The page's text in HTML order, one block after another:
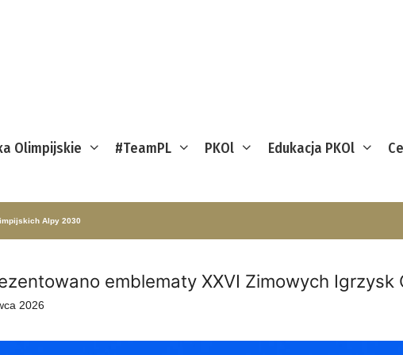
Olimpijskie #TeamPL PKOl Edukacja PKOl
Alpy 2030
emblematy XXVI Zimowych Igrzysk
2026